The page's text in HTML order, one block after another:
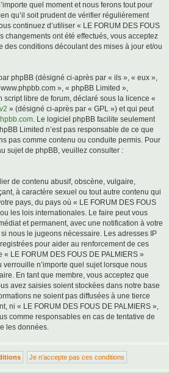
quel moment et nous ferons tout pour
qu’il soit prudent de vérifier régulièrement
continuez d’utiliser « LE FORUM DES FOUS
changements ont été effectués, vous acceptez
des conditions découlant des mises à jour et/ou
phpBB (désigné ci-après par « ils », « eux »,
», « phpBB Limited »,
script libre de forum, déclaré sous la licence «
» (désigné ci-après par « GPL ») et qui peut
. Le logiciel phpBB facilite seulement
Limited n’est pas responsable de ce que
pas comme contenu ou conduite permis. Pour
sujet de phpBB, veuillez consulter :
de contenu abusif, obscène, vulgaire,
à caractère sexuel ou tout autre contenu qui
pays, du pays où « LE FORUM DES FOUS
les lois internationales. Le faire peut vous
et permanent, avec une notification à votre
nous le jugeons nécessaire. Les adresses IP
pour aider au renforcement de ces
LE FORUM DES FOUS DE PALMIERS »
n’importe quel sujet lorsque nous
En tant que membre, vous acceptez que
avez saisies soient stockées dans notre base
ne soient pas diffusées à une tierce
ni « LE FORUM DES FOUS DE PALMIERS »,
comme responsables en cas de tentative de
les données.